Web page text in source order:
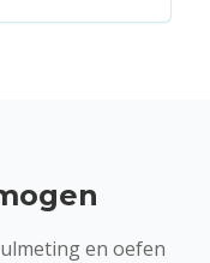
en oefen